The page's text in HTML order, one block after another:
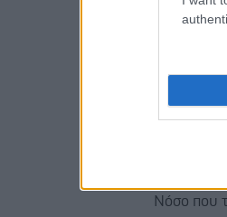
την
Καλούν
είναι
Νόσο που